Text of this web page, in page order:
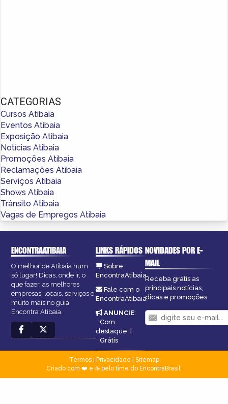
CATEGORIAS
Cursos Atibaia
Eventos Atibaia
Exposição Atibaia
Notícias Atibaia
Promoções Atibaia
Reclamações Atibaia
Serviços Atibaia
Shows Atibaia
Trânsito Atibaia
Vagas de Empregos Atibaia
ENCONTRAATIBAIA
O melhor de Atibaia num
só lugar! Dicas, onde ir, o
que fazer, as melhores
empresas, locais, serviços e
muito mais no guia
Encontra Atibaia.
LINKS RÁPIDOS
Sobre
EncontraAtibaia
Fale com o
EncontraAtibaia
ANUNCIE:
Com
destaque |
Grátis
NOVIDADES POR E-
MAIL
Receba grátis as
principais notícias,
dicas e promoções
Termos| Privacidade
Sitemap
Criado com ❤️ e ☕ pelo time do EncontraBrasil